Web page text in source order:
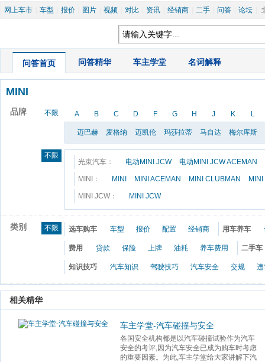
网上车市 车型 报价 图片 视频 对比 资讯 经销商 二手 问答 论坛
问答首页 问答精华 车主学堂 名词解释
MINI
品牌 不限 A B C D F G H J K L
迈巴赫 麦格纳 迈凯伦 玛莎拉蒂 马自达 梅尔库斯
不限
光束汽车： 电动MINI JCW 电动MINI JCW ACEMAN
MINI： MINI MINI ACEMAN MINI CLUBMAN
MINI JCW： MINI JCW
类别 不限 选车购车 车型 报价 配置 经销商 用车养车
费用 贷款 保险 上牌 油耗 养车费用 二手车
知识技巧 汽车知识 驾驶技巧 汽车安全 交规 违
相关精华
车主学堂-汽车碰撞与安全
各国安全机构都是以汽车碰撞试验作为汽车
安全的考评,因为汽车安全已成为购车时考虑
的重要因素。为此,车主学堂给大家讲解下汽